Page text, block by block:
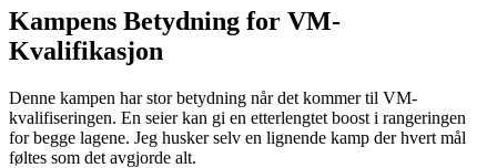
Kampens Betydning for VM-
Kvalifikasjon
Denne kampen har stor betydning når det kommer til VM-
kvalifiseringen. En seier kan gi en etterlengtet boost i rangeringen
for begge lagene. Jeg husker selv en lignende kamp der hvert mål
føltes som det avgjorde alt.